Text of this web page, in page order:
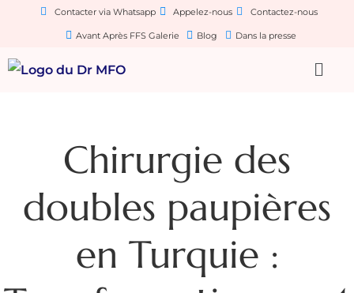
Contacter via Whatsapp Appelez-nous Contactez-nous
Avant Après FFS Galerie Blog Dans la presse
Chirurgie des
doubles paupières
en Turquie :